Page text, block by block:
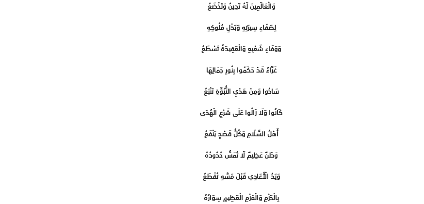
وَالْعَالَمِينَ لَهُ تَدِينُ وَتَخْضَعُ
لِصَفَاءِ سِيرَتِهِ وَبَذْلِ مُلُوكِهِ
وَوَفَاءِ شَعْبِهِ وَالْعَقِيدَةُ تَسْطَعُ
غَرَّاءُ قَدْ حَكَمُوا بِنُورِ جَمَالِهَا
سَادُوا وَمِنْ هَدْيِ النُّبُوَّةِ تَنْبَعُ
كَانُوا وَلَا زَالُوا عَلَى شَرْعِ الْهُدَى
أَهْلُ السَّلَامِ وَكُلُّ قَصْدٍ يَنْفَعُ
وَطَنٌ عَظِيمٌ لَا تُمَسُّ حُدُودُهُ
وَيَدُ الْأَعَادِي قَبْلَ مَسِّهِ تُقْطَعُ
بِالْحَزْمِ وَالْعَزْمِ الْعَظِيمِ سِوَارُهُ